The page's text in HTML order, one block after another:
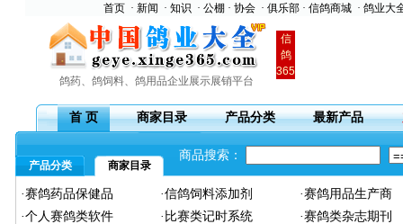
首页· 新闻 · 知识 · 公棚 · 协会· 俱乐部· 信鸽商城· 鸽业大
鸽药、鸽饲料、鸽用品企业展示展销平台
信
鸽
365
首 页 商家目录 产品分类 最新产品
产品分类 商家目录
商品搜索：
·赛鸽药品保健品 ·信鸽饲料添加剂
·赛鸽用品生产商
·个人赛鸽类软件
·比赛类记时系统 ·赛鸽类杂志期刊